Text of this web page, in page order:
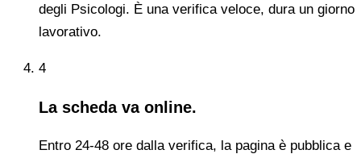
degli Psicologi. È una verifica veloce, dura un giorno
lavorativo.
4
La scheda va online.
Entro 24-48 ore dalla verifica, la pagina è pubblica e